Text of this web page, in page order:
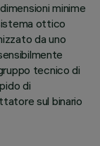
minime
ottico
da uno
tecnico di
di
sul binario